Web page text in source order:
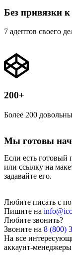
Без привязки
7 адептов своего
200+
Более 200
Мы готовы
Если есть готовый
или ссылку на
задавайте его.
Любите писать с
Пишите на
Любите звонить?
Звоните на 8 (800)
На все
аккаунт-менеджеры